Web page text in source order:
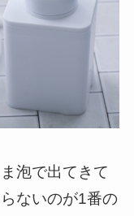
泡で出てきて
ないのが1番の